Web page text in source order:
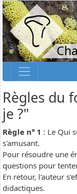
Règles du
je ?"
Règle n° 1 : Le Qui
s'amusant.
Pour résoudre une
questions pour
En retour, l'auteur
didactiques.